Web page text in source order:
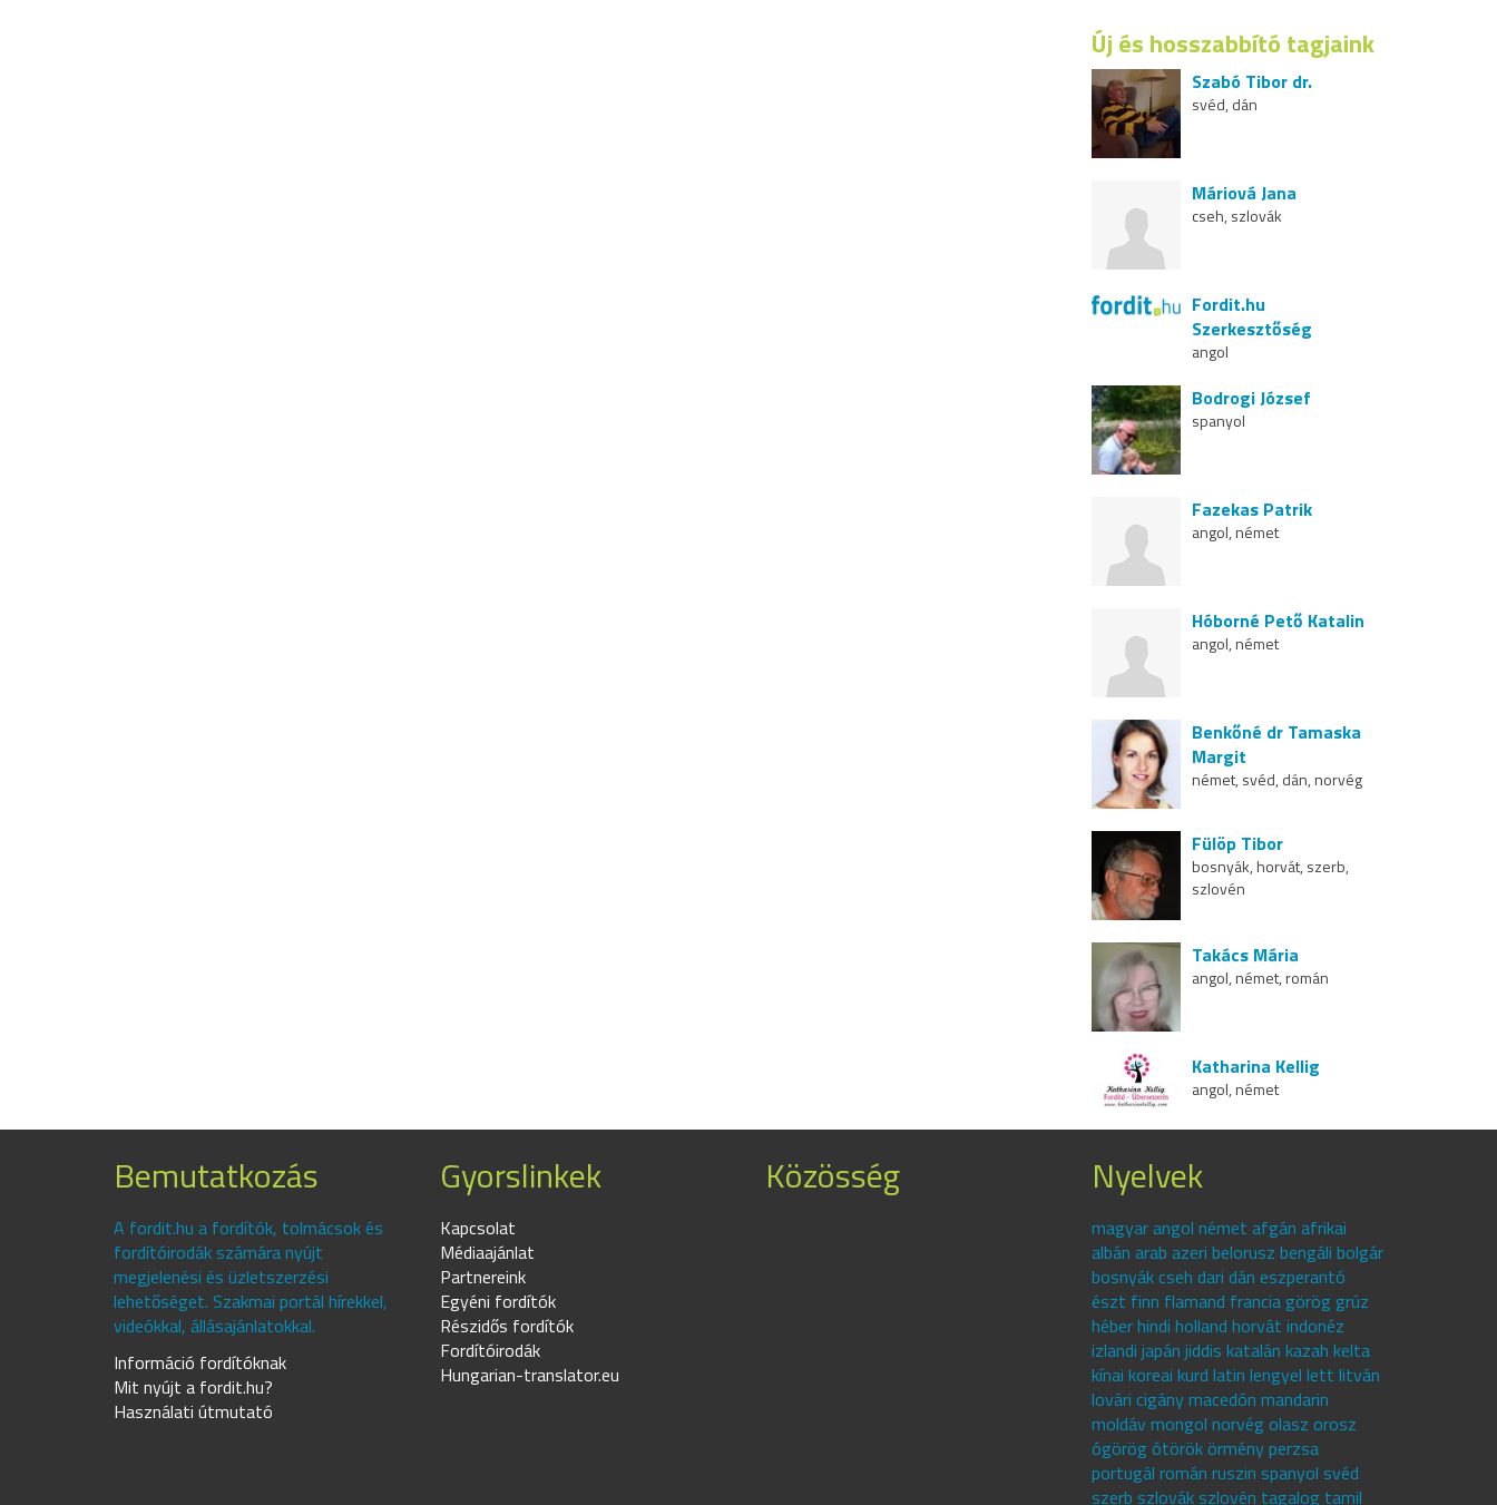
Új és hosszabbító tagjaink
Szabó Tibor dr.
svéd, dán
Máriová Jana
cseh, szlovák
Fordit.hu
Szerkesztőség
angol
Bodrogi József
spanyol
Fazekas Patrik
angol, német
Hóborné Pető Katalin
angol, német
Benkőné dr Tamaska
Margit
német, svéd, dán, norvég
Fülöp Tibor
bosnyák, horvát, szerb,
szlovén
Takács Mária
angol, német, román
Katharina Kellig
angol, német
Bemutatkozás
A fordit.hu a fordítók, tolmácsok és
fordítóirodák számára nyújt
megjelenési és üzletszerzési
lehetőséget. Szakmai portál hírekkel,
videókkal, állásajánlatokkal.
Információ fordítóknak
Mit nyújt a fordit.hu?
Használati útmutató
Gyorslinkek
Kapcsolat
Médiaajánlat
Partnereink
Egyéni fordítók
Részidős fordítók
Fordítóirodák
Hungarian-translator.eu
Közösség Nyelvek
magyar angol német afgán afrikai
albán arab azeri belorusz bengáli bolgár
bosnyák cseh dari dán eszperantó
észt finn flamand francia görög grúz
héber hindi holland horvát indonéz
izlandi japán jiddis katalán kazah kelta
kínai koreai kurd latin lengyel lett litván
lovári cigány macedón mandarin
moldáv mongol norvég olasz orosz
ógörög ótörök örmény perzsa
portugál román ruszin spanyol svéd
szerb szlovák szlovén tagalog tamil